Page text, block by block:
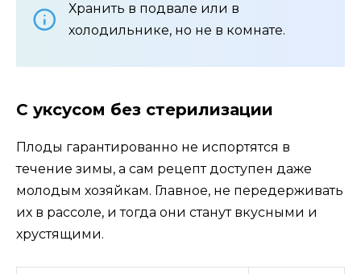
Хранить в подвале или в
холодильнике, но не в комнате.
С уксусом без стерилизации
Плоды гарантированно не испортятся в
течение зимы, а сам рецепт доступен даже
молодым хозяйкам. Главное, не передерживать
их в рассоле, и тогда они станут вкусными и
хрустящими.